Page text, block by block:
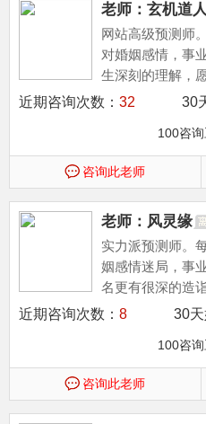
老师：玄机道人
网站高级预测师
对婚姻感情，事
生深刻的理解，
近期咨询次数： 32 30天
100咨
咨询此老师
老师：风灵缘
实力派预测师。
姻感情迷局，事
名更有很深的造
缘。帮你走向美
近期咨询次数： 8 30天好
100咨
咨询此老师